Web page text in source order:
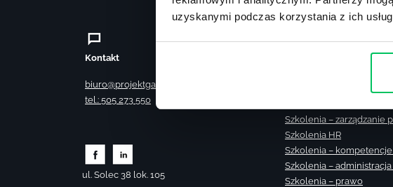
uzyskanymi podczas korzystania z ich
Kontakt
biuro@projektgamma.pl
tel.: 505 273 550
ul. Solec 38 lok. 105
Szkolenia zamknięte
Szkolenia sprzedażowe
Szkolenia – zarządzanie
Szkolenia HR
Szkolenia – kompetencje
Szkolenia –
Szkolenia – prawo